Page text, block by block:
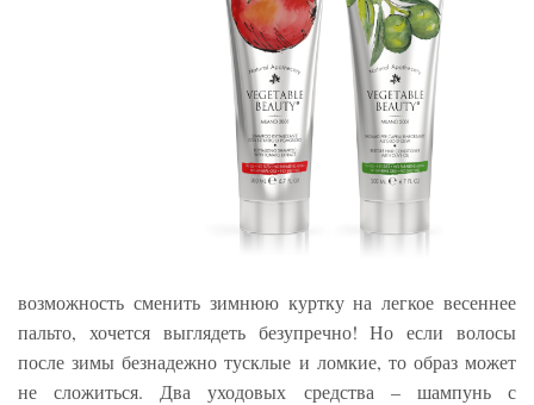
возможность сменить зимнюю куртку на легкое весеннее
пальто, хочется выглядеть безупречно! Но если волосы
после зимы безнадежно тусклые и ломкие, то образ может
не сложиться. Два уходовых средства – шампунь с